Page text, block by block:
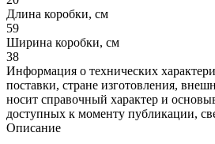
Длина коробки, см
59
Ширина коробки, см
38
Информация о технических
поставки, стране изготовления,
носит справочный характер и
доступных к моменту публикации,
Описание